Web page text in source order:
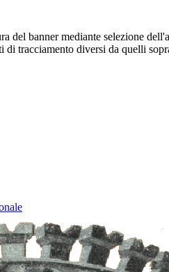
del banner mediante selezione
di tracciamento diversi da quelli